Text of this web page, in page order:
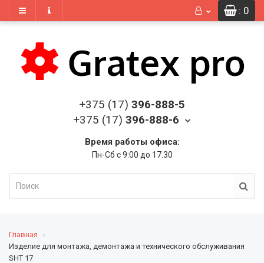
: 0
+375 (17) 396-888-5
+375 (17) 396-888-6
Время работы офиса:
Пн-Сб с 9:00 до 17.30
Главная
Изделие для монтажа, демонтажа и технического обслуживания
SHT 17